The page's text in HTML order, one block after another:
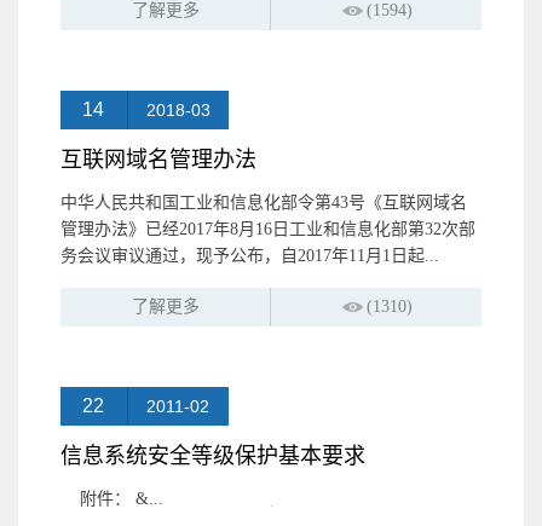
了解更多 (1594)
14 2018-03
互联网域名管理办法
中华人民共和国工业和信息化部令第43号《互联网域名
管理办法》已经2017年8月16日工业和信息化部第32次部
务会议审议通过，现予公布，自2017年11月1日起...
了解更多 (1310)
22 2011-02
信息系统安全等级保护基本要求
附件： &...